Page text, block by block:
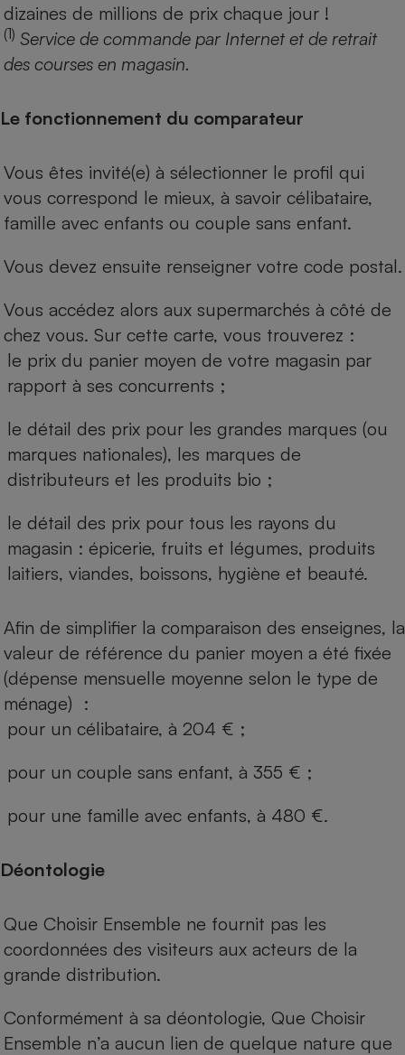
dizaines de millions de prix chaque jour !
(1) Service de commande par Internet et de retrait
des courses en magasin.
Le fonctionnement du comparateur
Vous êtes invité(e) à sélectionner le profil qui
vous correspond le mieux, à savoir célibataire,
famille avec enfants ou couple sans enfant.
Vous devez ensuite renseigner votre code postal.
Vous accédez alors aux supermarchés à côté de
chez vous. Sur cette carte, vous trouverez :
le prix du panier moyen de votre magasin par
rapport à ses concurrents ;
le détail des prix pour les grandes marques (ou
marques nationales), les marques de
distributeurs et les produits bio ;
le détail des prix pour tous les rayons du
magasin : épicerie, fruits et légumes, produits
laitiers, viandes, boissons, hygiène et beauté.
Afin de simplifier la comparaison des enseignes, la
valeur de référence du panier moyen a été fixée
(dépense mensuelle moyenne selon le type de
ménage) :
pour un célibataire, à 204 € ;
pour un couple sans enfant, à 355 € ;
pour une famille avec enfants, à 480 €.
Déontologie
Que Choisir Ensemble ne fournit pas les
coordonnées des visiteurs aux acteurs de la
grande distribution.
Conformément à sa déontologie, Que Choisir
Ensemble n’a aucun lien de quelque nature que